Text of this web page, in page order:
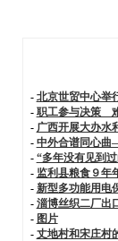
- 北京世贸中心举
- 职工参与决策
- 广西开展大办水
- 中外合谱同心
- “多年没有见到
- 监利县粮食９年
- 新型多功能用电
- 淄博丝织二厂出
- 图片
- 丈地村和宋庄村